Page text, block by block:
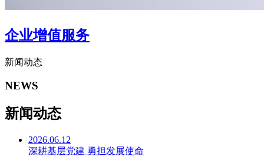
企业增值服务
新闻动态
NEWS
新闻动态
2026.06.12
深耕基层党建 勇担发展使命